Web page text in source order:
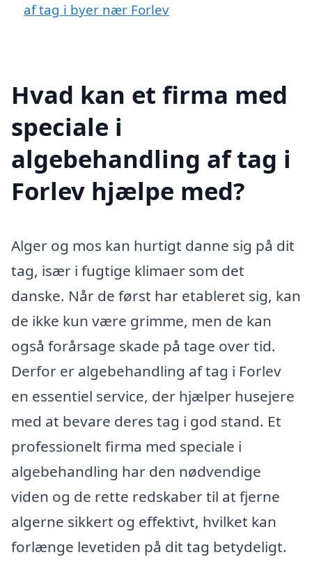
af tag i byer nær Forlev
Hvad kan et firma med
speciale i
algebehandling af tag i
Forlev hjælpe med?
Alger og mos kan hurtigt danne sig på dit
tag, især i fugtige klimaer som det
danske. Når de først har etableret sig, kan
de ikke kun være grimme, men de kan
også forårsage skade på tage over tid.
Derfor er algebehandling af tag i Forlev
en essentiel service, der hjælper husejere
med at bevare deres tag i god stand. Et
professionelt firma med speciale i
algebehandling har den nødvendige
viden og de rette redskaber til at fjerne
algerne sikkert og effektivt, hvilket kan
forlænge levetiden på dit tag betydeligt.